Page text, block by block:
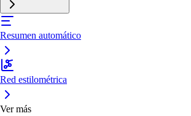
Resumen automático
Red estilométrica
Ver más